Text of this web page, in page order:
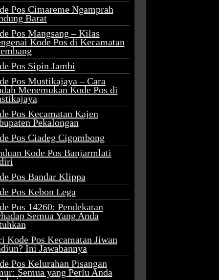
Pos Cimareme Ngamprah
Barat
Pos Mangsang – Kilas
Kode Pos di Kecamatan
Pos Sipin Jambi
Pos Mustikajaya – Cara
Menemukan Kode Pos di
Pos Kecamatan Kajen
Pekalongan
Pos Ciadeg Cigombong
Kode Pos Banjarmlati
Pos Bandar Klippa
Pos Kebon Lega
Pos 14260: Pendekatan
Semua Yang Anda
Kode Pos Kecamatan Jiwan
Ini Jawabannya
Pos Kelurahan Pisangan
Semua yang Perlu Anda